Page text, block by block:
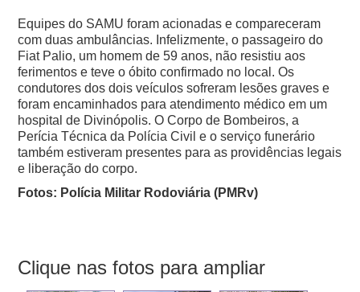
Equipes do SAMU foram acionadas e compareceram
com duas ambulâncias. Infelizmente, o passageiro do
Fiat Palio, um homem de 59 anos, não resistiu aos
ferimentos e teve o óbito confirmado no local. Os
condutores dos dois veículos sofreram lesões graves e
foram encaminhados para atendimento médico em um
hospital de Divinópolis. O Corpo de Bombeiros, a
Perícia Técnica da Polícia Civil e o serviço funerário
também estiveram presentes para as providências legais
e liberação do corpo.
Fotos: Polícia Militar Rodoviária (PMRv)
Clique nas fotos para ampliar